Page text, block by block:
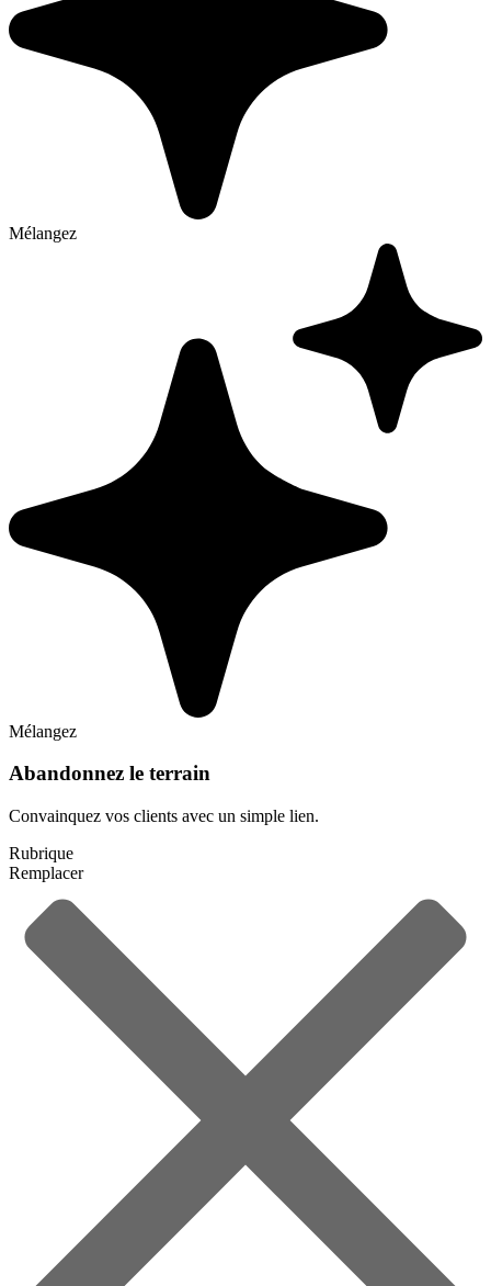
Mélangez
Mélangez
Abandonnez le terrain
Convainquez vos clients avec un simple lien.
Rubrique
Remplacer